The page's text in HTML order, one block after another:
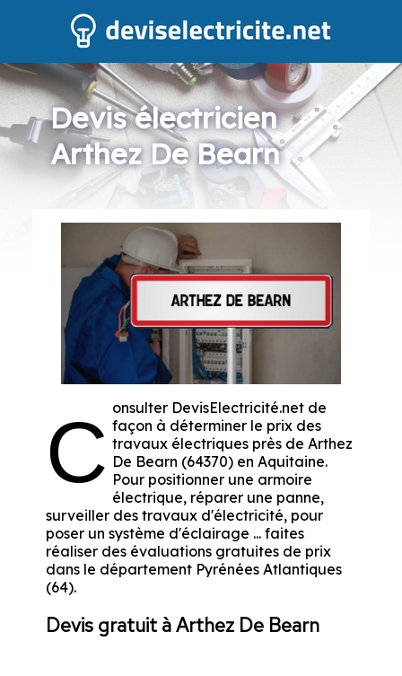
Devis électricien
Arthez De Bearn
C onsulter DevisElectricité.net de
façon à déterminer le prix des
travaux électriques près de Arthez
De Bearn (64370) en Aquitaine.
Pour positionner une armoire
électrique, réparer une panne,
surveiller des travaux d'électricité, pour
poser un système d'éclairage ... faites
réaliser des évaluations gratuites de prix
dans le département Pyrénées Atlantiques
(64).
Devis gratuit à Arthez De Bearn